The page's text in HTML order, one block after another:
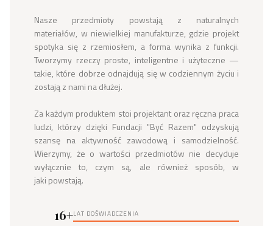
Nasze przedmioty powstają z naturalnych
materiałów, w niewielkiej manufakturze, gdzie projekt
spotyka się z rzemiosłem, a forma wynika z funkcji.
Tworzymy rzeczy proste, inteligentne i użyteczne —
takie, które dobrze odnajdują się w codziennym życiu i
zostają z nami na dłużej.
Za każdym produktem stoi projektant oraz ręczna praca
ludzi, którzy dzięki Fundacji "Być Razem" odzyskują
szansę na aktywność zawodową i samodzielność.
Wierzymy, że o wartości przedmiotów nie decyduje
wyłącznie to, czym są, ale również sposób, w
jaki powstają.
16+LAT DOŚWIADCZENIA